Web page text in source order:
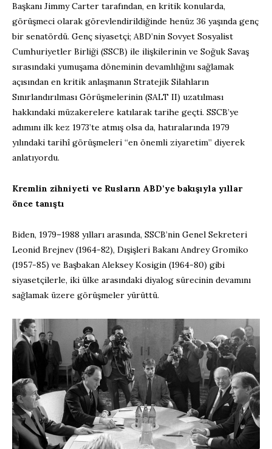
Başkanı Jimmy Carter tarafından, en kritik konularda,
görüşmeci olarak görevlendirildiğinde henüz 36 yaşında genç
bir senatördü. Genç siyasetçi; ABD’nin Sovyet Sosyalist
Cumhuriyetler Birliği (SSCB) ile ilişkilerinin ve Soğuk Savaş
sırasındaki yumuşama döneminin devamlılığını sağlamak
açısından en kritik anlaşmanın Stratejik Silahların
Sınırlandırılması Görüşmelerinin (SALT II) uzatılması
hakkındaki müzakerelere katılarak tarihe geçti. SSCB’ye
adımını ilk kez 1973’te atmış olsa da, hatıralarında 1979
yılındaki tarihî görüşmeleri “en önemli ziyaretim” diyerek
anlatıyordu.
Kremlin zihniyeti ve Rusların ABD’ye bakışıyla yıllar
önce tanıştı
Biden, 1979–1988 yılları arasında, SSCB’nin Genel Sekreteri
Leonid Brejnev (1964-82), Dışişleri Bakanı Andrey Gromiko
(1957-85) ve Başbakan Aleksey Kosigin (1964-80) gibi
siyasetçilerle, iki ülke arasındaki diyalog sürecinin devamını
sağlamak üzere görüşmeler yürüttü.